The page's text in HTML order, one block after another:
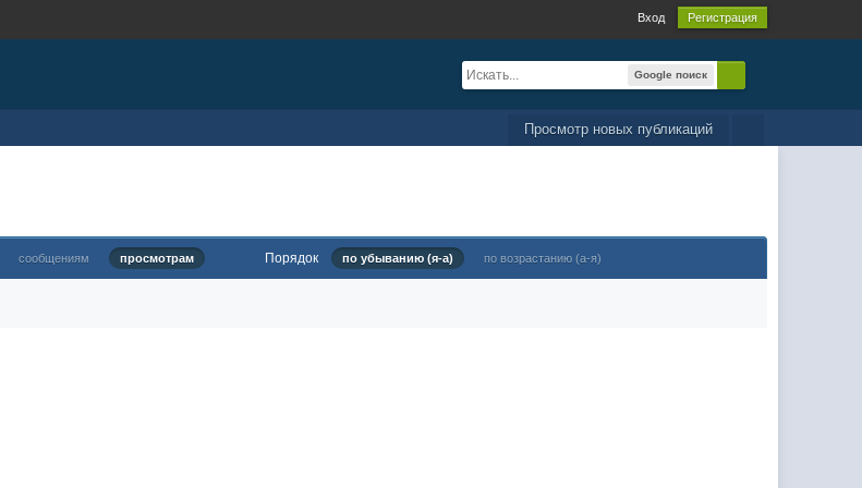
Вход Регистрация
Google поиск
Просмотр новых публикаций
сообщениям просмотрам Порядок по убыванию (я-а) по возрастанию (а-я)